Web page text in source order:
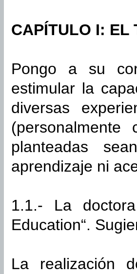
CAPÍTULO I: EL
Pongo a su
estimular la
diversas
planteadas
aprendizaje ni
1.1.- La
Education“.
La realización